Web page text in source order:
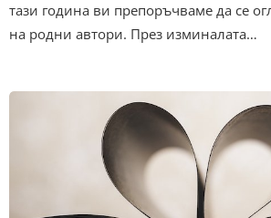
тази година ви препоръчваме да се
на родни автори. През изминалата…